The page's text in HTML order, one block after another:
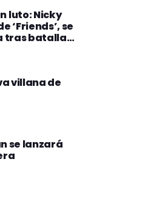
luto: Nicky
‘Friends’, se
tras batalla
villana de
se lanzará